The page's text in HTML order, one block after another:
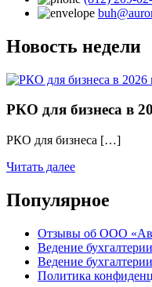
Новость недели
РКО для бизнеса в
РКО для бизнеса […]
Читать далее
Популярное
Отзывы об ООО
Ведение
Ведение
Политика